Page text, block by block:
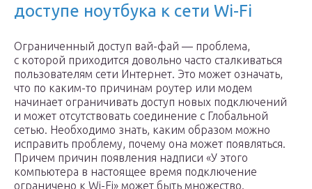
доступе ноутбука к сети Wi-Fi
Ограниченный доступ вай-фай — проблема,
с которой приходится довольно часто сталкиваться
пользователям сети Интернет. Это может означать,
что по каким-то причинам роутер или модем
начинает ограничивать доступ новых подключений
и может отсутствовать соединение с Глобальной
сетью. Необходимо знать, каким образом можно
исправить проблему, почему она может появляться.
Причем причин появления надписи «У этого
компьютера в настоящее время подключение
ограничено к Wi-Fi» может быть множество.